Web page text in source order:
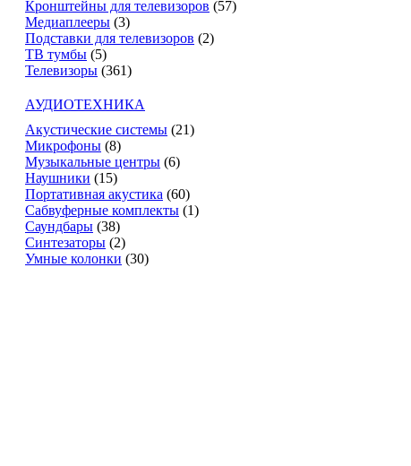
Кронштейны для телевизоров (57)
Медиаплееры (3)
Подставки для телевизоров (2)
ТВ тумбы (5)
Телевизоры (361)
АУДИОТЕХНИКА
Акустические системы (21)
Микрофоны (8)
Музыкальные центры (6)
Наушники (15)
Портативная акустика (60)
Сабвуферные комплекты (1)
Саундбары (38)
Синтезаторы (2)
Умные колонки (30)